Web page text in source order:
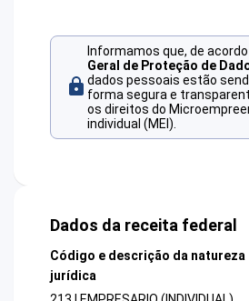
Informamos que, de
Geral de Proteção de
dados pessoais estão
forma segura e
os direitos do
individual (MEI).
Dados da receita federal
Código e descrição da natureza
jurídica